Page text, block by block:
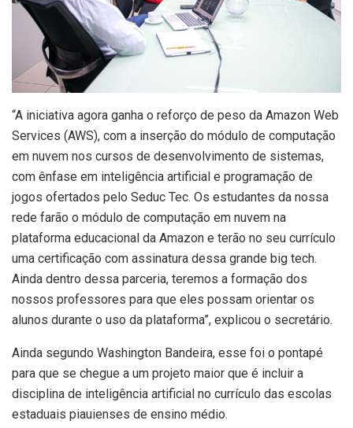
“A iniciativa agora ganha o reforço de peso da Amazon Web
Services (AWS), com a inserção do módulo de computação
em nuvem nos cursos de desenvolvimento de sistemas,
com ênfase em inteligência artificial e programação de
jogos ofertados pelo Seduc Tec. Os estudantes da nossa
rede farão o módulo de computação em nuvem na
plataforma educacional da Amazon e terão no seu currículo
uma certificação com assinatura dessa grande big tech.
Ainda dentro dessa parceria, teremos a formação dos
nossos professores para que eles possam orientar os
alunos durante o uso da plataforma”, explicou o secretário.
Ainda segundo Washington Bandeira, esse foi o pontapé
para que se chegue a um projeto maior que é incluir a
disciplina de inteligência artificial no currículo das escolas
estaduais piauienses de ensino médio.